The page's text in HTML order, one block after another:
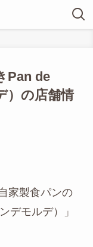
Pan de
）の店舗情
家製食パンの
デモルデ）」